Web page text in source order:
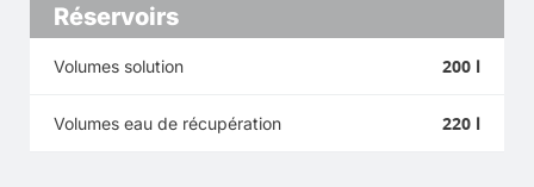
Réservoirs
Volumes solution 200 l
Volumes eau de récupération 220 l